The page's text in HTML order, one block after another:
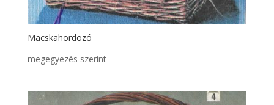
Macskahordozó
megegyezés szerint